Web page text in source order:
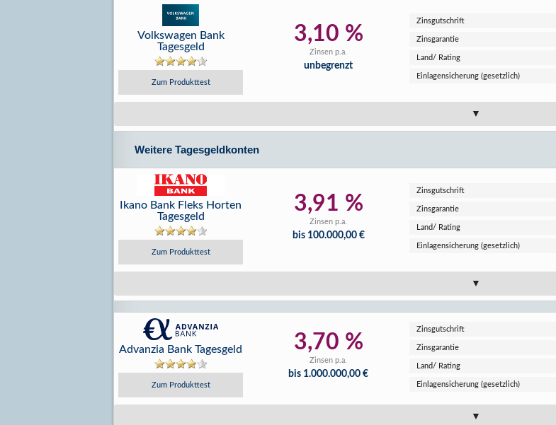
Volkswagen Bank
Tagesgeld
Zum Produkttest
3,10 %
Zinsen p.a.
unbegrenzt
Zins­gutschrift
Zins­garantie
Land/ Rating
Einlagen­sicherung (gesetzlich)
Weitere Tagesgeldkonten
Ikano Bank Fleks Horten
Tagesgeld
Zum Produkttest
3,91 %
Zinsen p.a.
bis 100.000,00 €
Zins­gutschrift
Zins­garantie
Land/ Rating
Einlagen­sicherung (gesetzlich)
Advanzia Bank Tagesgeld
Zum Produkttest
3,70 %
Zinsen p.a.
bis 1.000.000,00 €
Zins­gutschrift
Zins­garantie
Land/ Rating
Einlagen­sicherung (gesetzlich)